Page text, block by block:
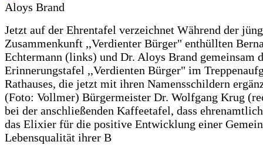
Jetzt auf der Ehrentafel verzeichnet Während der
Zusammenkunft ,,Verdienter Bürger" enthüllten
Echtermann (links) und Dr. Aloys Brand gemeinsam
Erinnerungstafel ,,Verdienten Bürger" im
Rathauses, die jetzt mit ihren Namensschildern
(Foto: Vollmer) Bürgermeister Dr. Wolfgang Krug
bei der anschließenden Kaffeetafel, dass
das Elixier für die positive Entwicklung einer
Lebensqualität ihrer B